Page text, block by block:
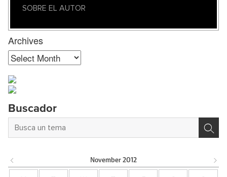
SOBRE EL AUTOR
Archives
Archives
Buscador
November 2012